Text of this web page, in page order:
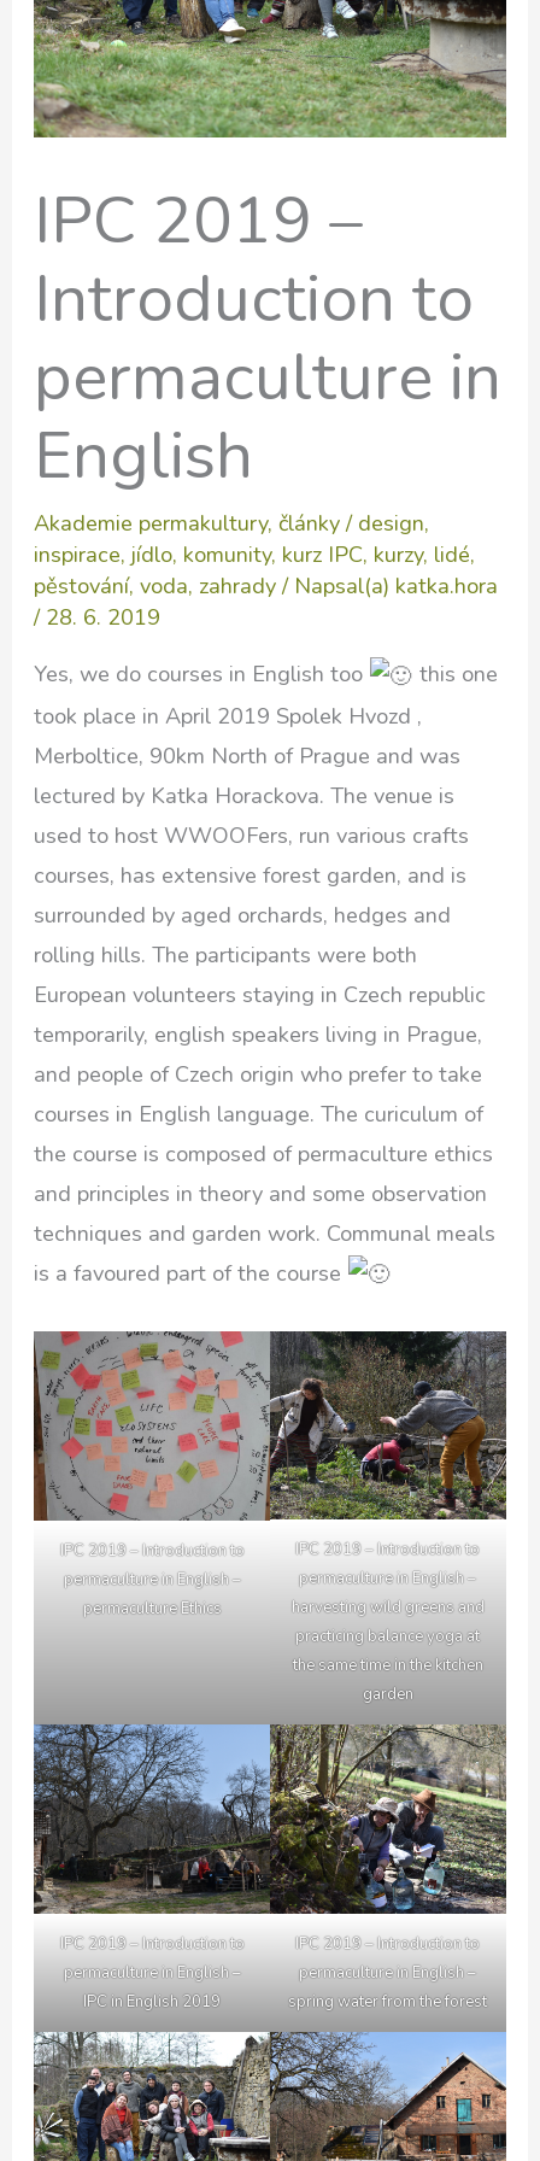
IPC 2019 –
Introduction to
permaculture in
English
Akademie permakultury,články / design,
inspirace, jídlo, komunity, kurz IPC, kurzy, lidé,
pěstování,voda, zahrady / Napsal(a) katka.hora
/ 28. 6. 2019
Yes, we do courses in English too
this one
took place in April 2019 Spolek Hvozd ,
Merboltice, 90km North of Prague and was
lectured by Katka Horackova. The venue is
used to host WWOOFers, run various crafts
courses, has extensive forest garden, and is
surrounded by aged orchards, hedges and
rolling hills. The participants were both
European volunteers staying in Czech republic
temporarily, english speakers living in Prague,
and people of Czech origin who prefer to take
courses in English language. The curiculum of
the course is composed of permaculture ethics
and principles in theory and some observation
techniques and garden work. Communal meals
is a favoured part of the course
IPC 2019 – Introduction to
permaculture in English –
permaculture Ethics
IPC 2019 – Introduction to
permaculture in English –
harvesting wild greens and
practicing balance yoga at
the same time in the kitchen
garden
IPC 2019 – Introduction to
permaculture in English –
IPC in English 2019
IPC 2019 – Introduction to
permaculture in English –
spring water from the forest